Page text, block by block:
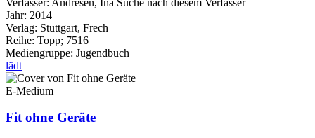
Jahr: 2014
Verlag: Stuttgart, Frech
Reihe: Topp; 7516
Mediengruppe: Jugendbuch
lädt
E-Medium
Fit ohne Geräte